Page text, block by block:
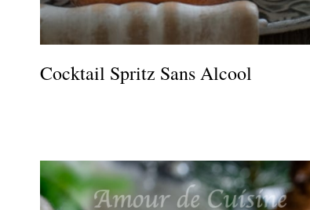
Cocktail Spritz Sans Alcool